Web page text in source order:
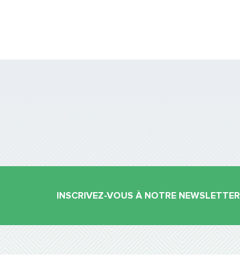
INSCRIVEZ-VOUS À NOTRE NEWSLETTER